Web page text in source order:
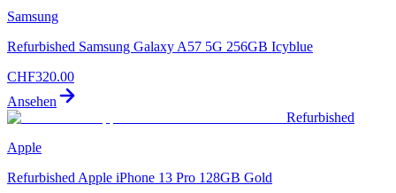
Samsung
Refurbished Samsung Galaxy A57 5G 256GB Icyblue
CHF320.00
Ansehen
Refurbished
Apple
Refurbished Apple iPhone 13 Pro 128GB Gold